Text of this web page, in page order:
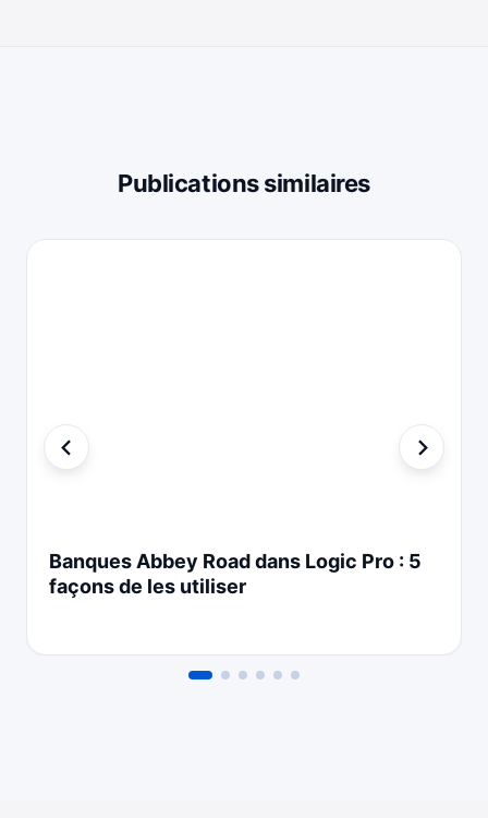
Publications similaires
Banques Abbey Road dans Logic Pro : 5
façons de les utiliser